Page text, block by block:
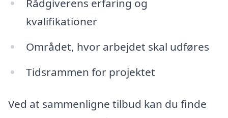
Rådgiverens erfaring og
kvalifikationer
Området, hvor arbejdet skal udføres
Tidsrammen for projektet
Ved at sammenligne tilbud kan du finde